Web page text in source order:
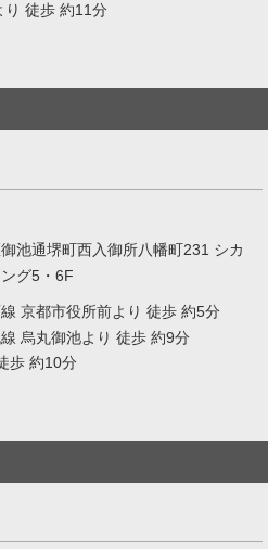
り 徒歩 約11分
池通堺町西入御所八幡町231 シカ
グ5・6F
京都市役所前より 徒歩 約5分
烏丸御池より 徒歩 約9分
歩 約10分